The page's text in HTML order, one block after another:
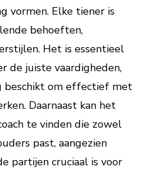
vormen. Elke tiener is
behoeften,
Het is essentieel
de juiste vaardigheden,
beschikt om effectief met
Daarnaast kan het
te vinden die zowel
past, aangezien
partijen cruciaal is voor